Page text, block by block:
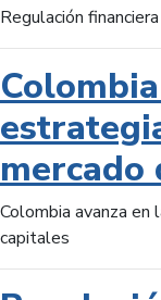
Regulación
mercado
Colombia avanza en
capitales